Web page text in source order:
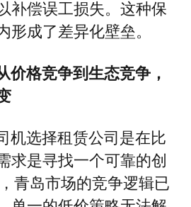
补偿误工损失。这种保
形成了差异化壁垒。
价格竞争到生态竞争，
机选择租赁公司是在比
求是寻找一个可靠的创
青岛市场的竞争逻辑已